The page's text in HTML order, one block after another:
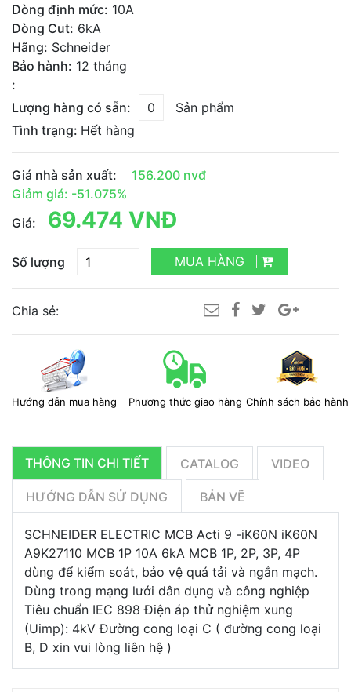
Dòng định mức: 10A
Dòng Cut: 6kA
Hãng: Schneider
Bảo hành: 12 tháng
:
Lượng hàng có sẵn:
0
Sản phẩm
Tình trạng: Hết hàng
Giá nhà sản xuất:
156.200 nvđ
Giảm giá: -51.075%
Giá:
69.474 VNĐ
Số lượng MUA HÀNG
Chia sẻ:
Hướng dẫn mua hàng Phương thức giao hàng Chính sách bảo hành
THÔNG TIN CHI TIẾT CATALOG VIDEO
HƯỚNG DẪN SỬ DỤNG BẢN VẼ
SCHNEIDER ELECTRIC MCB Acti 9 -iK60N iK60N
A9K27110 MCB 1P 10A 6kA MCB 1P, 2P, 3P, 4P
dùng để kiểm soát, bảo vệ quá tải và ngắn mạch.
Dùng trong mạng lưới dân dụng và công nghiệp
Tiêu chuẩn IEC 898 Điện áp thử nghiệm xung
(Uimp): 4kV Đường cong loại C ( đường cong loại
B, D xin vui lòng liên hệ )